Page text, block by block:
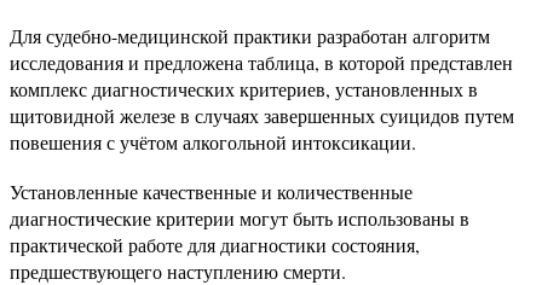
Для судебно-медицинской практики разработан алгоритм
исследования и предложена таблица, в которой представлен
комплекс диагностических критериев, установленных в
щитовидной железе в случаях завершенных суицидов путем
повешения с учётом алкогольной интоксикации.
Установленные качественные и количественные
диагностические критерии могут быть использованы в
практической работе для диагностики состояния,
предшествующего наступлению смерти.